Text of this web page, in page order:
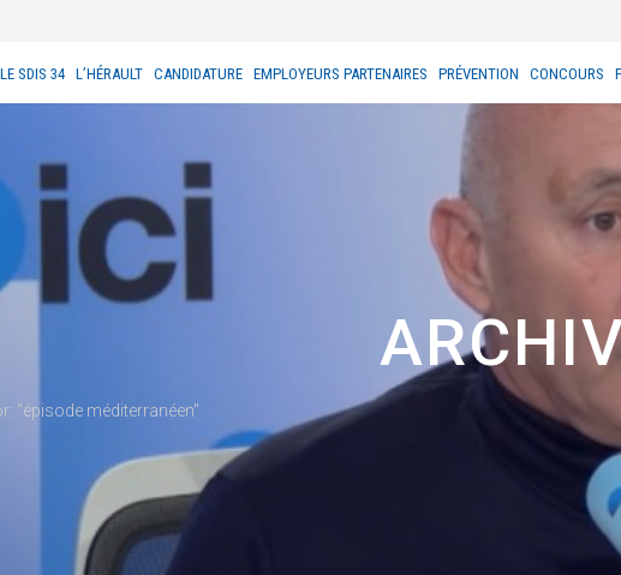
LE SDIS 34 L’HÉRAULT CANDIDATURE EMPLOYEURS PARTENAIRES PRÉVENTION CONCOURS
"épisode méditerranéen"